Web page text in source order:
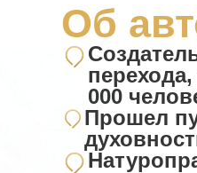
Об
000
Прошел